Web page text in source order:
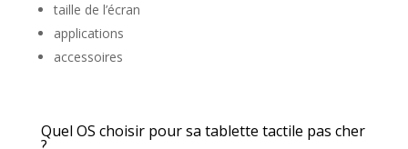
taille de l’écran
applications
accessoires
Quel OS choisir pour sa tablette tactile pas cher